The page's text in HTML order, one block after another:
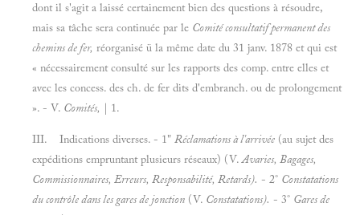
dont il s'agit a laissé certainement bien des questions à résoudre,
mais sa tâche sera continuée par le Comité consultatif permanent des
chemins de fer, réorganisé ü la même date du 31 janv. 1878 et qui est
« nécessairement consulté sur les rapports des comp. entre elles et
avec les concess. des ch. de fer dits d'embranch. ou de prolongement
». - V. Comités, | 1.
III. Indications diverses. - 1" Réclamations à l'arrivée (au sujet des
expéditions empruntant plusieurs réseaux) (V.Avaries, Bagages,
Commissionnaires, Erreurs, Responsabilité, Retards). - 2° Constatations
du contrôle dans les gares de jonction (V. Constatations). - 3° Gares de